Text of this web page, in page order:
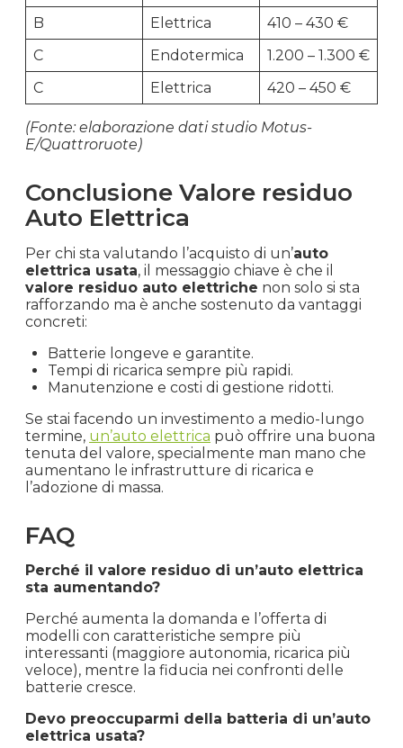
B
Elettrica
410 – 430 €
C
Endotermica
1.200 – 1.300 €
C
Elettrica 420 – 450 €
(Fonte: elaborazione dati studio Motus-
E/Quattroruote)
Conclusione Valore residuo
Auto Elettrica
Per chi sta valutando l’acquisto di un’auto
elettrica usata, il messaggio chiave è che il
valore residuo auto elettriche non solo si sta
rafforzando ma è anche sostenuto da vantaggi
concreti:
Batterie longeve e garantite.
Tempi di ricarica sempre più rapidi.
Manutenzione e costi di gestione ridotti.
Se stai facendo un investimento a medio-lungo
termine, un’auto elettrica può offrire una buona
tenuta del valore, specialmente man mano che
aumentano le infrastrutture di ricarica e
l’adozione di massa.
FAQ
Perché il valore residuo di un’auto elettrica
sta aumentando?
Perché aumenta la domanda e l’offerta di
modelli con caratteristiche sempre più
interessanti (maggiore autonomia, ricarica più
veloce), mentre la fiducia nei confronti delle
batterie cresce.
Devo preoccuparmi della batteria di un’auto
elettrica usata?